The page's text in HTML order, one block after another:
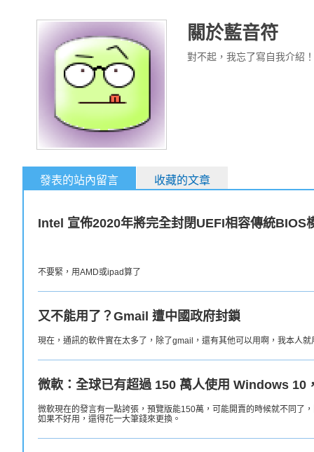
關於藍音符
對不起，我忘了寫自我介紹！
發表的站內留言 收藏的文章
Intel 宣佈2020年將完全封閉UEFI相容傳統
不要緊，用AMD或ipad算了
又不能用了？Gmail 遭中國政府封鎖
現在，通訊的軟件實在太多了，除了gmail，還有其他可以用啊，我本人
微軟：全球已有超過 150 萬人使用 Windows 10
微軟現在的發言有一點誇張，預覽版能150萬，可能開賣的時候就不同了
如果不好用，還得花一大筆錢來更換。